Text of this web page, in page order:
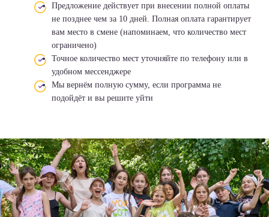
Предложение действует при внесении полной оплаты
не позднее чем за 10 дней. Полная оплата гарантирует
вам место в смене (напоминаем, что количество мест
ограничено)
Точное количество мест уточняйте по телефону или в
удобном мессенджере
Мы вернём полную сумму, если программа не
подойдёт и вы решите уйти